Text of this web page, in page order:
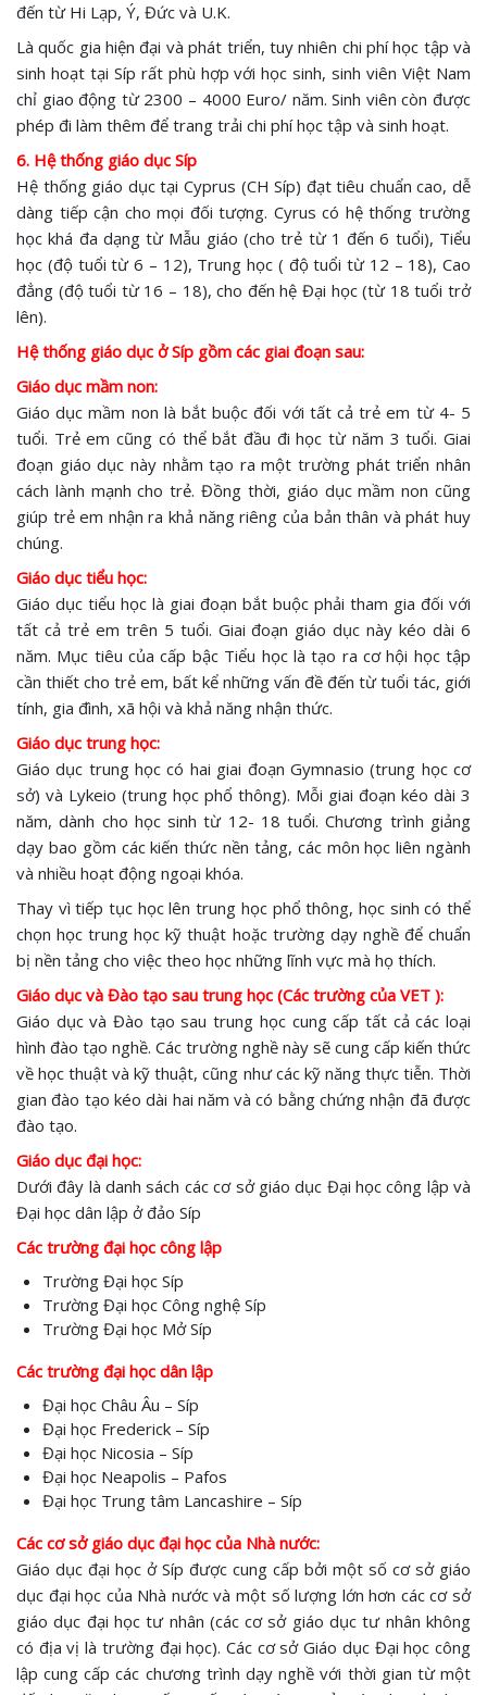
đến từ Hi Lạp, Ý, Đức và U.K.
Là quốc gia hiện đại và phát triển, tuy nhiên chi phí học tập và
sinh hoạt tại Síp rất phù hợp với học sinh, sinh viên Việt Nam
chỉ giao động từ 2300 – 4000 Euro/ năm. Sinh viên còn được
phép đi làm thêm để trang trải chi phí học tập và sinh hoạt.
6. Hệ thống giáo dục Síp
Hệ thống giáo dục tại Cyprus (CH Síp) đạt tiêu chuẩn cao, dễ
dàng tiếp cận cho mọi đối tượng. Cyrus có hệ thống trường
học khá đa dạng từ Mẫu giáo (cho trẻ từ 1 đến 6 tuổi), Tiểu
học (độ tuổi từ 6 – 12), Trung học ( độ tuổi từ 12 – 18), Cao
đẳng (độ tuổi từ 16 – 18), cho đến hệ Đại học (từ 18 tuổi trở
lên).
Hệ thống giáo dục ở Síp gồm các giai đoạn sau:
Giáo dục mầm non:
Giáo dục mầm non là bắt buộc đối với tất cả trẻ em từ 4- 5
tuổi. Trẻ em cũng có thể bắt đầu đi học từ năm 3 tuổi. Giai
đoạn giáo dục này nhằm tạo ra một trường phát triển nhân
cách lành mạnh cho trẻ. Đồng thời, giáo dục mầm non cũng
giúp trẻ em nhận ra khả năng riêng của bản thân và phát huy
chúng.
Giáo dục tiểu học:
Giáo dục tiểu học là giai đoạn bắt buộc phải tham gia đối với
tất cả trẻ em trên 5 tuổi. Giai đoạn giáo dục này kéo dài 6
năm. Mục tiêu của cấp bậc Tiểu học là tạo ra cơ hội học tập
cần thiết cho trẻ em, bất kể những vấn đề đến từ tuổi tác, giới
tính, gia đình, xã hội và khả năng nhận thức.
Giáo dục trung học:
Giáo dục trung học có hai giai đoạn Gymnasio (trung học cơ
sở) và Lykeio (trung học phổ thông). Mỗi giai đoạn kéo dài 3
năm, dành cho học sinh từ 12- 18 tuổi. Chương trình giảng
dạy bao gồm các kiến thức nền tảng, các môn học liên ngành
và nhiều hoạt động ngoại khóa.
Thay vì tiếp tục học lên trung học phổ thông, học sinh có thể
chọn học trung học kỹ thuật hoặc trường dạy nghề để chuẩn
bị nền tảng cho việc theo học những lĩnh vực mà họ thích.
Giáo dục và Đào tạo sau trung học (Các trường của VET ):
Giáo dục và Đào tạo sau trung học cung cấp tất cả các loại
hình đào tạo nghề. Các trường nghề này sẽ cung cấp kiến thức
về học thuật và kỹ thuật, cũng như các kỹ năng thực tiễn. Thời
gian đào tạo kéo dài hai năm và có bằng chứng nhận đã được
đào tạo.
Giáo dục đại học:
Dưới đây là danh sách các cơ sở giáo dục Đại học công lập và
Đại học dân lập ở đảo Síp
Các trường đại học công lập
Trường Đại học Síp
Trường Đại học Công nghệ Síp
Trường Đại học Mở Síp
Các trường đại học dân lập
Đại học Châu Âu – Síp
Đại học Frederick – Síp
Đại học Nicosia – Síp
Đại học Neapolis – Pafos
Đại học Trung tâm Lancashire – Síp
Các cơ sở giáo dục đại học của Nhà nước:
Giáo dục đại học ở Síp được cung cấp bởi một số cơ sở giáo
dục đại học của Nhà nước và một số lượng lớn hơn các cơ sở
giáo dục đại học tư nhân (các cơ sở giáo dục tư nhân không
có địa vị là trường đại học). Các cơ sở Giáo dục Đại học công
lập cung cấp các chương trình dạy nghề với thời gian từ một